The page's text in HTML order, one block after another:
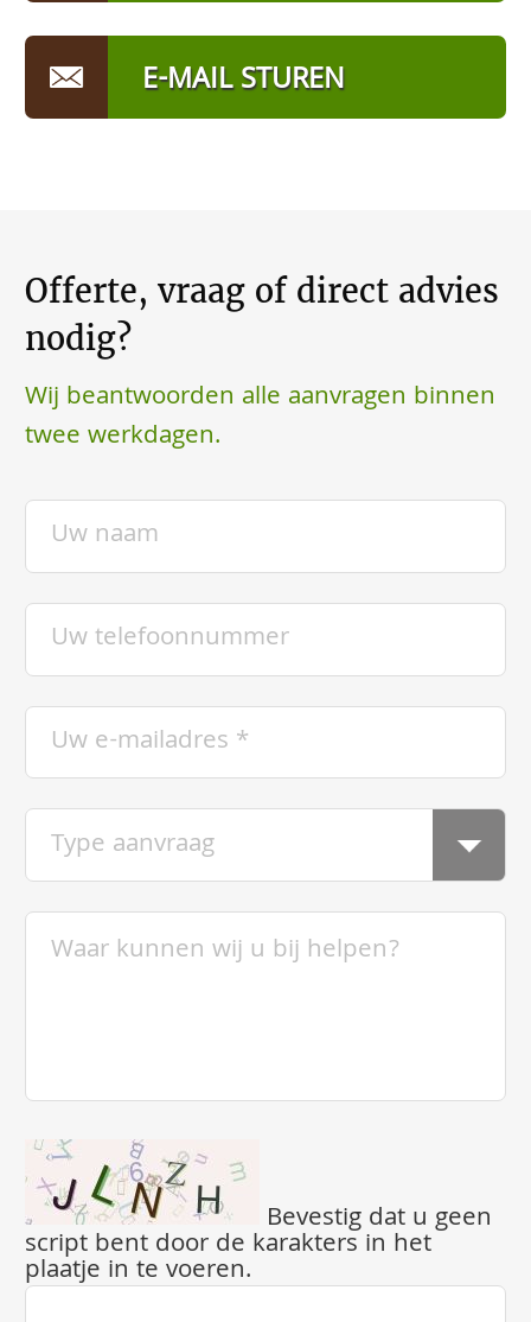
E-MAIL STUREN
Offerte, vraag of direct advies
nodig?
Wij beantwoorden alle aanvragen binnen
twee werkdagen.
Bevestig dat u geen
script bent door de karakters in het
plaatje in te voeren.